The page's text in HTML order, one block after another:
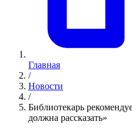
Главная
/
Новости
/
Библиотекарь
должна рассказать»